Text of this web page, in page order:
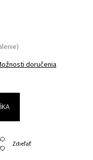
doručenia
Zdieľať